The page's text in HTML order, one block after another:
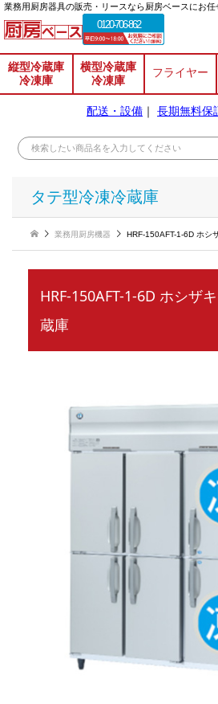
業務⽤厨房器具の販売・リースなら厨房ベースにお任
0120-706-862
縦型冷蔵庫
冷凍庫
横型冷蔵庫
冷凍庫
フライヤー
配送・設備 ｜ 長期無料保
タテ型冷凍冷蔵庫
業務用厨房機器 HRF-150AFT-1-6D ホシ
HRF-150AFT-1-6D ホシザ
蔵庫